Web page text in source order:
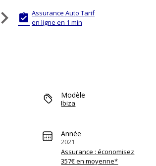
  Assurance Auto Tarif
en ligne en 1 min
Modèle
Ibiza
Année
2021
Assurance : économisez
357€ en moyenne*